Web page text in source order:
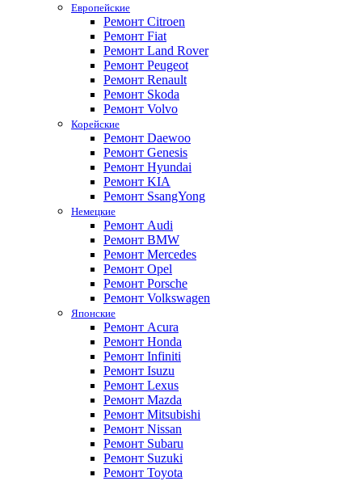
Европейские
Ремонт Citroen
Ремонт Fiat
Ремонт Land Rover
Ремонт Peugeot
Ремонт Renault
Ремонт Skoda
Ремонт Volvo
Корейские
Ремонт Daewoo
Ремонт Genesis
Ремонт Hyundai
Ремонт KIA
Ремонт SsangYong
Немецкие
Ремонт Audi
Ремонт BMW
Ремонт Mercedes
Ремонт Opel
Ремонт Porsche
Ремонт Volkswagen
Японские
Ремонт Acura
Ремонт Honda
Ремонт Infiniti
Ремонт Isuzu
Ремонт Lexus
Ремонт Mazda
Ремонт Mitsubishi
Ремонт Nissan
Ремонт Subaru
Ремонт Suzuki
Ремонт Toyota